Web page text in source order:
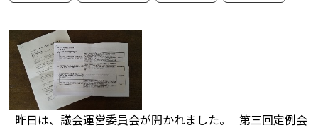
昨日は、議会運営委員会が開かれました。 第三回定例会